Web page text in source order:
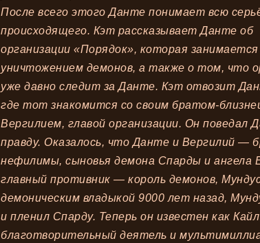
После всего этого Данте понимает всю
происходящего. Кэт рассказывает Данте об
организации «Порядок», которая
уничтожением демонов, а также о том, что
уже давно следит за Данте. Кэт отвозит
где тот знакомится со своим братом-
Вергилием, главой организации. Он поведал
правду. Оказалось, что Данте и Вергилий —
нефилимы, сыновья демона Спарды и ангела
главный противник — король демонов,
демоническим владыкой 9000 лет назад,
и пленил Спарду. Теперь он известен как
благотворительный деятель и